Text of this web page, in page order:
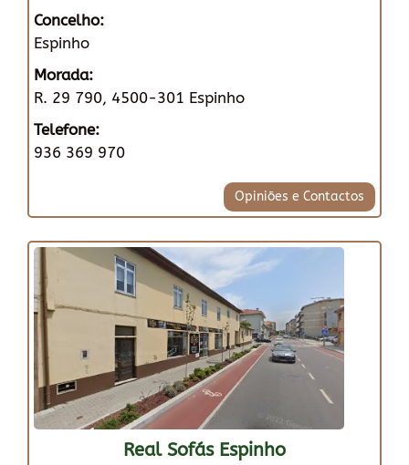
Concelho:
Espinho
Morada:
R. 29 790, 4500-301 Espinho
Telefone:
936 369 970
Opiniões e Contactos
Real Sofás Espinho